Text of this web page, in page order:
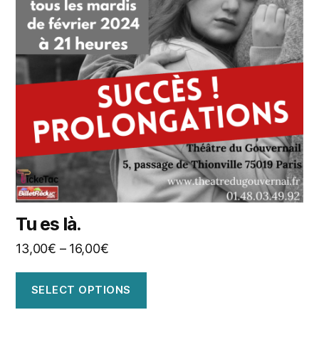
Tu es là.
13,00€ – 16,00€
SELECT OPTIONS